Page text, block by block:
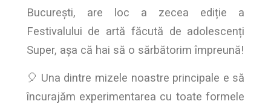
București, are loc a zecea ediție a
Festivalului de artă făcută de adolescenți
Super, așa că hai să o sărbătorim împreună!
🎈 Una dintre mizele noastre principale e să
încurajăm experimentarea cu toate formele